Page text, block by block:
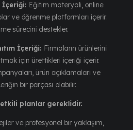
İçeriği: Eğitim materyali, online
ve öğrenme platformları içerir.
sürecini destekler.
İçeriği: Firmaların ürünlerini
için ürettikleri içeriği içerir.
ürün açıklamaları ve
bir parçası olabilir.
etkili planlar gereklidir.
ve profesyonel bir yaklaşım,